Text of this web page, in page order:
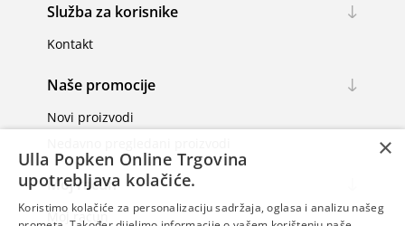
Služba za korisnike
Kontakt
Naše promocije
Novi proizvodi
Moj račun
Moj račun
×
Ulla Popken Online Trgovina
upotrebljava kolačiće.
Koristimo kolačiće za personalizaciju sadržaja, oglasa i analizu našeg